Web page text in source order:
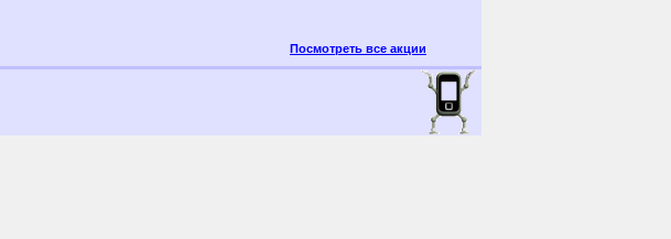
Посмотреть все акции